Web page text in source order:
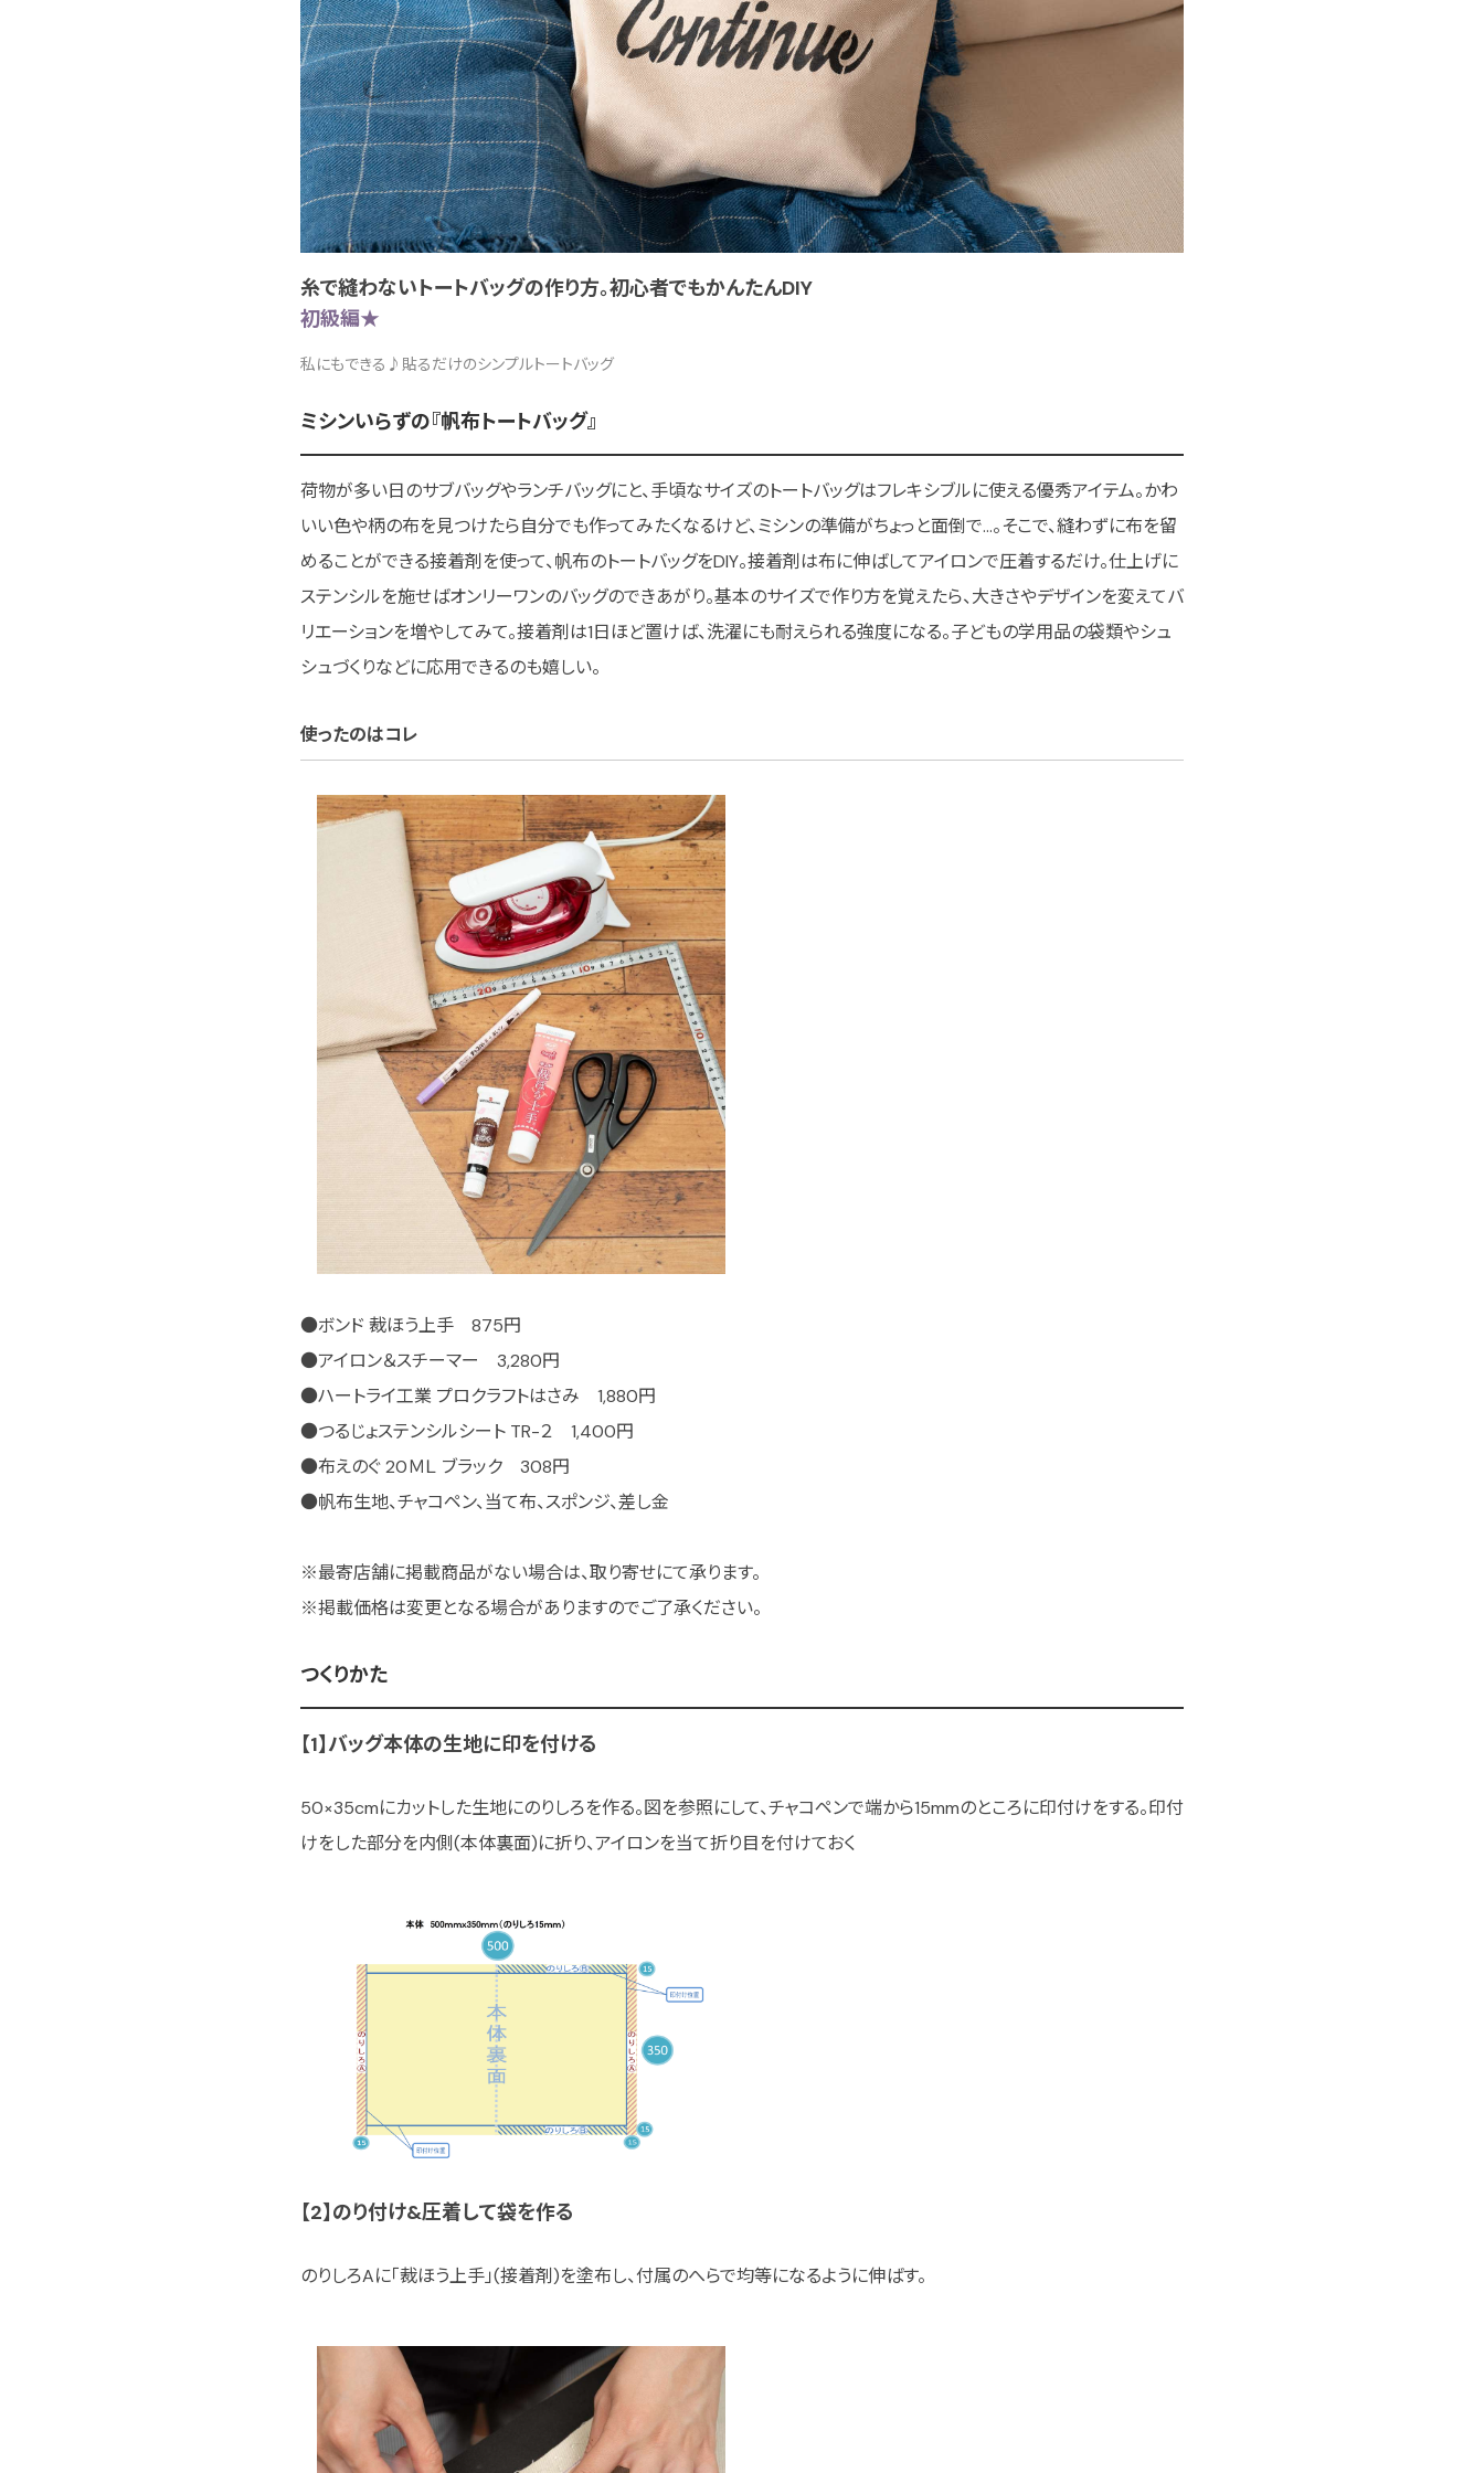
糸で縫わないトートバッグの作り方。初心者でもかんたんDIY
初級編★
私にもできる♪貼るだけのシンプルトートバッグ
ミシンいらずの『帆布トートバッグ』
荷物が多い日のサブバッグやランチバッグにと、手頃なサイズのトートバッグはフレキシブルに使える優秀アイテム。かわ
いい色や柄の布を見つけたら自分でも作ってみたくなるけど、ミシンの準備がちょっと面倒で…。そこで、縫わずに布を留
めることができる接着剤を使って、帆布のトートバッグをDIY。接着剤は布に伸ばしてアイロンで圧着するだけ。仕上げに
ステンシルを施せばオンリーワンのバッグのできあがり。基本のサイズで作り方を覚えたら、大きさやデザインを変えてバ
リエーションを増やしてみて。接着剤は1日ほど置けば、洗濯にも耐えられる強度になる。子どもの学用品の袋類やシュ
シュづくりなどに応用できるのも嬉しい。
使ったのはコレ
●ボンド 裁ほう上手 875円
●アイロン＆スチーマー 3,280円
●ハートライ工業 プロクラフトはさみ 1,880円
●つるじょステンシルシート TR-２ 1,400円
●布えのぐ 20ＭＬ ブラック 308円
●帆布生地、チャコペン、当て布、スポンジ、差し金
※最寄店舗に掲載商品がない場合は、取り寄せにて承ります。
※掲載価格は変更となる場合がありますのでご了承ください。
つくりかた
【1】バッグ本体の生地に印を付ける
50×35cmにカットした生地にのりしろを作る。図を参照にして、チャコペンで端から15mmのところに印付けをする。印付
けをした部分を内側(本体裏面)に折り、アイロンを当て折り目を付けておく
【2】のり付け&圧着して袋を作る
のりしろAに「裁ほう上手」(接着剤)を塗布し、付属のへらで均等になるように伸ばす。